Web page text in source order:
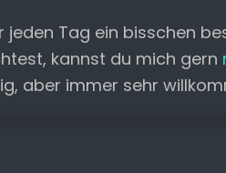
p
p
n
k
n
g
er
s
Tag ein bisschen
kannst du mich gern
aber immer sehr